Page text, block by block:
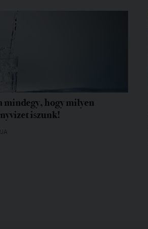
mindegy, hogy milyen
iszunk!